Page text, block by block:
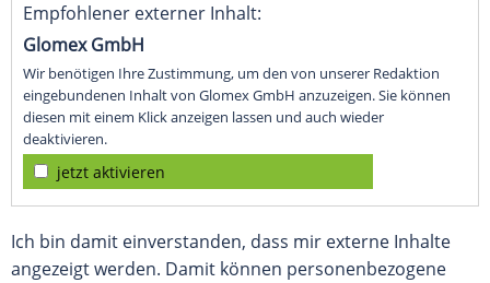
Empfohlener externer Inhalt:
Glomex GmbH
Wir benötigen Ihre Zustimmung, um den von unserer Redaktion
eingebundenen Inhalt von Glomex GmbH anzuzeigen. Sie können
diesen mit einem Klick anzeigen lassen und auch wieder
deaktivieren.
jetzt aktivieren
Ich bin damit einverstanden, dass mir externe Inhalte
angezeigt werden. Damit können personenbezogene